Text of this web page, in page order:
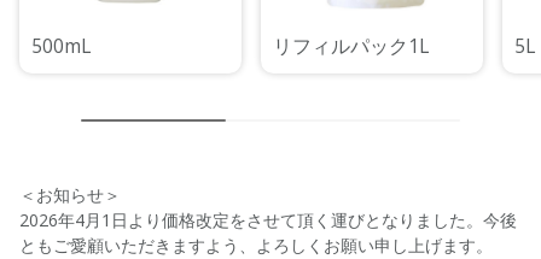
500mL リフィルパック1L 5L
＜お知らせ＞
2026年4月1日より価格改定をさせて頂く運びとなりました。今後
ともご愛顧いただきますよう、よろしくお願い申し上げます。